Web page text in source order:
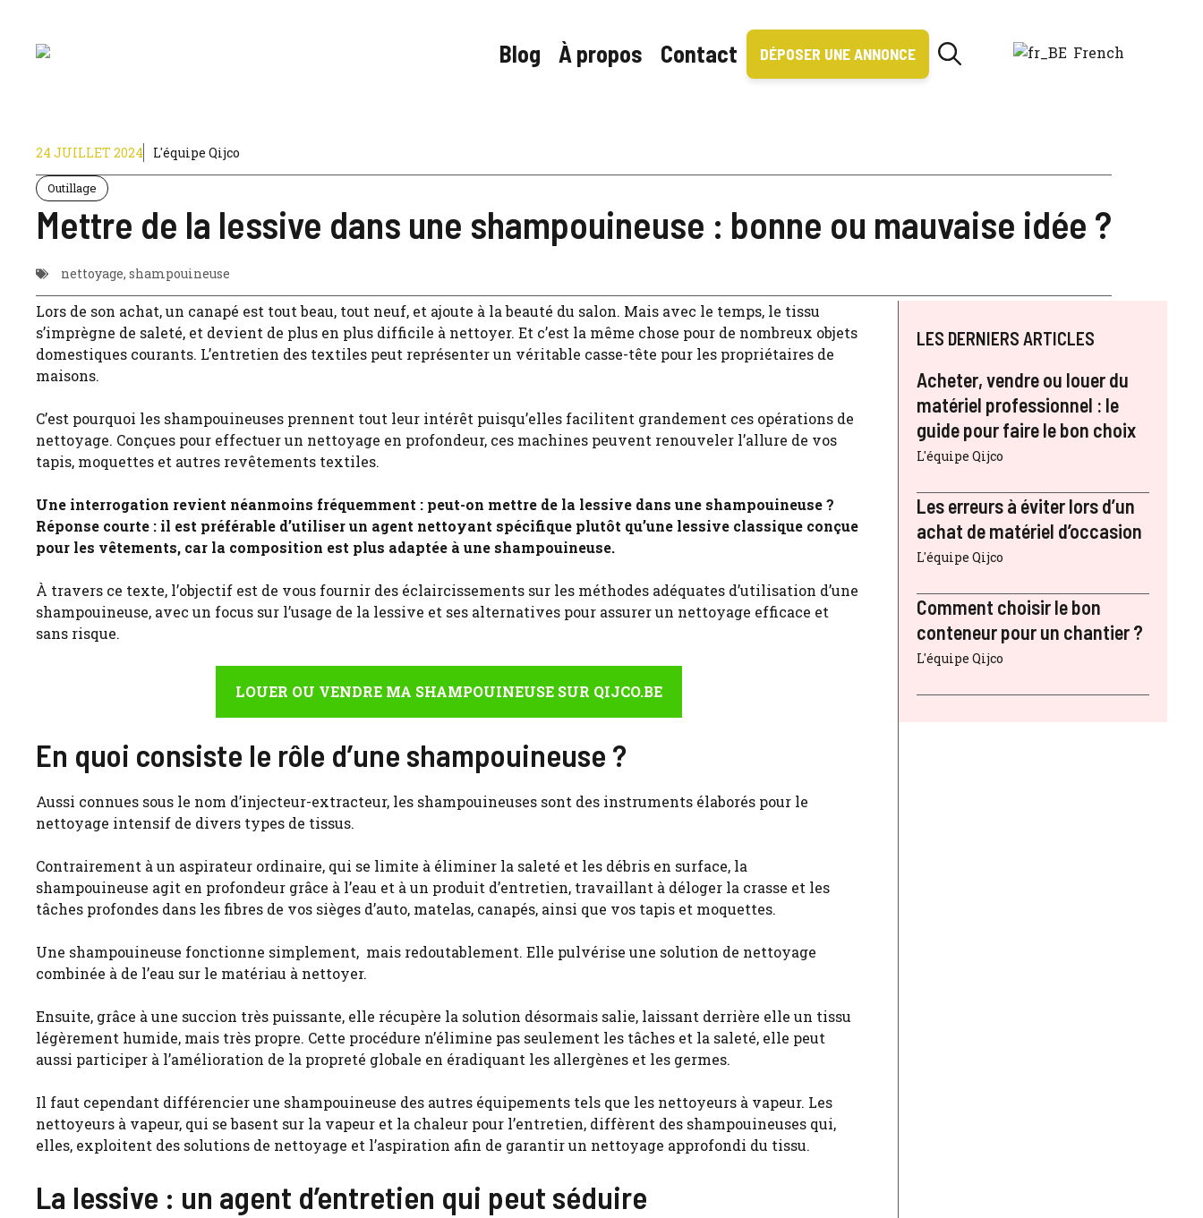
contenu
Blog À propos Contact DÉPOSER UNE ANNONCE French
24 JUILLET 2024 L'équipe Qijco
Outillage
Mettre de la lessive dans une shampouineuse : bonne ou mauvaise idée ?
nettoyage, shampouineuse
Lors de son achat, un canapé est tout beau, tout neuf, et ajoute à la beauté du salon. Mais avec le temps, le tissu
s’imprègne de saleté, et devient de plus en plus difficile à nettoyer. Et c’est la même chose pour de nombreux objets
domestiques courants. L’entretien des textiles peut représenter un véritable casse-tête pour les propriétaires de
maisons.
C’est pourquoi les shampouineuses prennent tout leur intérêt puisqu’elles facilitent grandement ces opérations de
nettoyage. Conçues pour effectuer un nettoyage en profondeur, ces machines peuvent renouveler l’allure de vos
tapis, moquettes et autres revêtements textiles.
Une interrogation revient néanmoins fréquemment : peut-on mettre de la lessive dans une shampouineuse ?
Réponse courte : il est préférable d’utiliser un agent nettoyant spécifique plutôt qu’une lessive classique conçue
pour les vêtements, car la composition est plus adaptée à une shampouineuse.
À travers ce texte, l’objectif est de vous fournir des éclaircissements sur les méthodes adéquates d’utilisation d’une
shampouineuse, avec un focus sur l’usage de la lessive et ses alternatives pour assurer un nettoyage efficace et
sans risque.
LOUER OU VENDRE MA SHAMPOUINEUSE SUR QIJCO.BE
En quoi consiste le rôle d’une shampouineuse ?
Aussi connues sous le nom d’injecteur-extracteur, les shampouineuses sont des instruments élaborés pour le
nettoyage intensif de divers types de tissus.
Contrairement à un aspirateur ordinaire, qui se limite à éliminer la saleté et les débris en surface, la
shampouineuse agit en profondeur grâce à l’eau et à un produit d’entretien, travaillant à déloger la crasse et les
tâches profondes dans les fibres de vos sièges d’auto, matelas, canapés, ainsi que vos tapis et moquettes.
Une shampouineuse fonctionne simplement, mais redoutablement. Elle pulvérise une solution de nettoyage
combinée à de l’eau sur le matériau à nettoyer.
Ensuite, grâce à une succion très puissante, elle récupère la solution désormais salie, laissant derrière elle un tissu
légèrement humide, mais très propre. Cette procédure n’élimine pas seulement les tâches et la saleté, elle peut
aussi participer à l’amélioration de la propreté globale en éradiquant les allergènes et les germes.
Il faut cependant différencier une shampouineuse des autres équipements tels que les nettoyeurs à vapeur. Les
nettoyeurs à vapeur, qui se basent sur la vapeur et la chaleur pour l’entretien, diffèrent des shampouineuses qui,
elles, exploitent des solutions de nettoyage et l’aspiration afin de garantir un nettoyage approfondi du tissu.
La lessive : un agent d’entretien qui peut séduire
LES DERNIERS ARTICLES
Acheter, vendre ou louer du
matériel professionnel : le
guide pour faire le bon choix
L'équipe Qijco
Les erreurs à éviter lors d’un
achat de matériel d’occasion
L'équipe Qijco
Comment choisir le bon
conteneur pour un chantier ?
L'équipe Qijco